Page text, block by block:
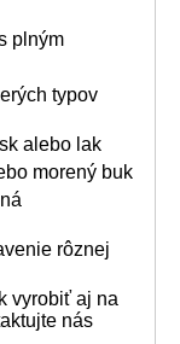
plným
typov
alebo lak
morený buk
rôznej
vyrobiť aj na
nás